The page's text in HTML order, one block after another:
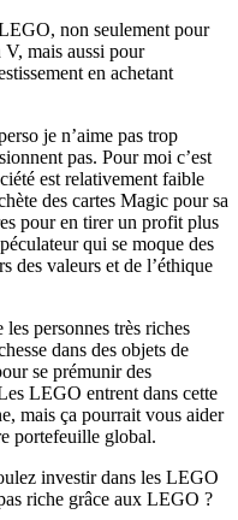
non seulement pour
mais aussi pour
en achetant
je n’aime pas trop
pas. Pour moi c’est
est relativement faible
des cartes Magic pour sa
pour en tirer un profit plus
qui se moque des
des valeurs et de l’éthique
personnes très riches
dans des objets de
se prémunir des
LEGO entrent dans cette
mais ça pourrait vous aider
portefeuille global.
investir dans les LEGO
riche grâce aux LEGO ?